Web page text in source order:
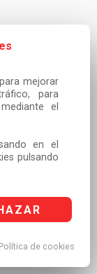
mejorar
para
el
en el
pulsando
Política de cookies